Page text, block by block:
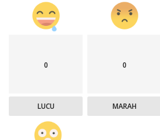
0
LUCU
0
MARAH